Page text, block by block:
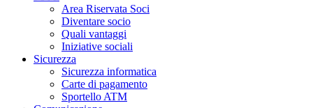
Area Riservata Soci
Diventare socio
Quali vantaggi
Iniziative sociali
Sicurezza
Sicurezza informatica
Carte di pagamento
Sportello ATM